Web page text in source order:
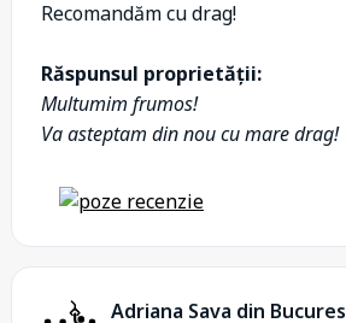
Recomandăm cu drag!
Răspunsul proprietății:
Multumim frumos!
Va asteptam din nou cu mare drag!
Adriana Sava din